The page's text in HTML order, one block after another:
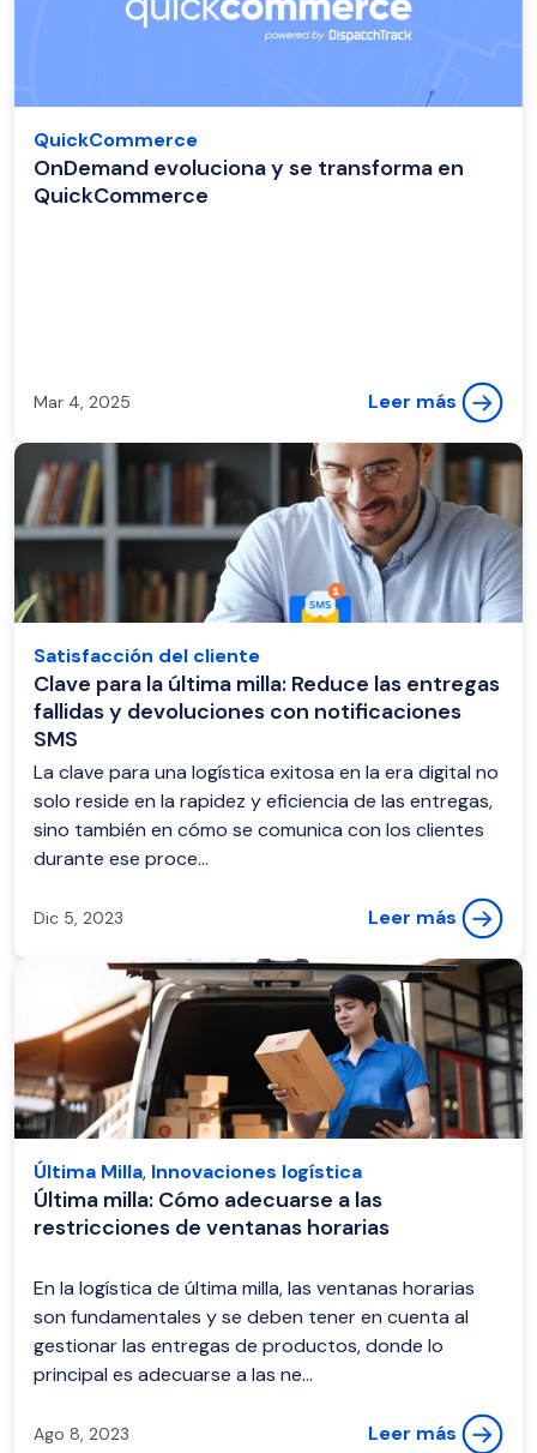
QuickCommerce
OnDemand evoluciona y se transforma en
QuickCommerce
Mar 4, 2025 Leer más
Satisfacción del cliente
Clave para la última milla: Reduce las entregas
fallidas y devoluciones con notificaciones
SMS
La clave para una logística exitosa en la era digital no
solo reside en la rapidez y eficiencia de las entregas,
sino también en cómo se comunica con los clientes
durante ese proce...
Dic 5, 2023 Leer más
Última Milla, Innovaciones logística
Última milla: Cómo adecuarse a las
restricciones de ventanas horarias
En la logística de última milla, las ventanas horarias
son fundamentales y se deben tener en cuenta al
gestionar las entregas de productos, donde lo
principal es adecuarse a las ne...
Ago 8, 2023 Leer más